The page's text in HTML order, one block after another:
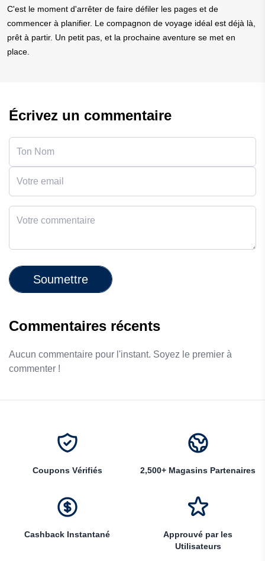
C'est le moment d'arrêter de faire défiler les pages et de
commencer à planifier. Le compagnon de voyage idéal est déjà là,
prêt à partir. Un petit pas, et la prochaine aventure se met en
place.
Écrivez un commentaire
Soumettre
Commentaires récents
Aucun commentaire pour l'instant. Soyez le premier à
commenter !
Coupons Vérifiés 2,500+ Magasins Partenaires
Cashback Instantané
Approuvé par les
Utilisateurs